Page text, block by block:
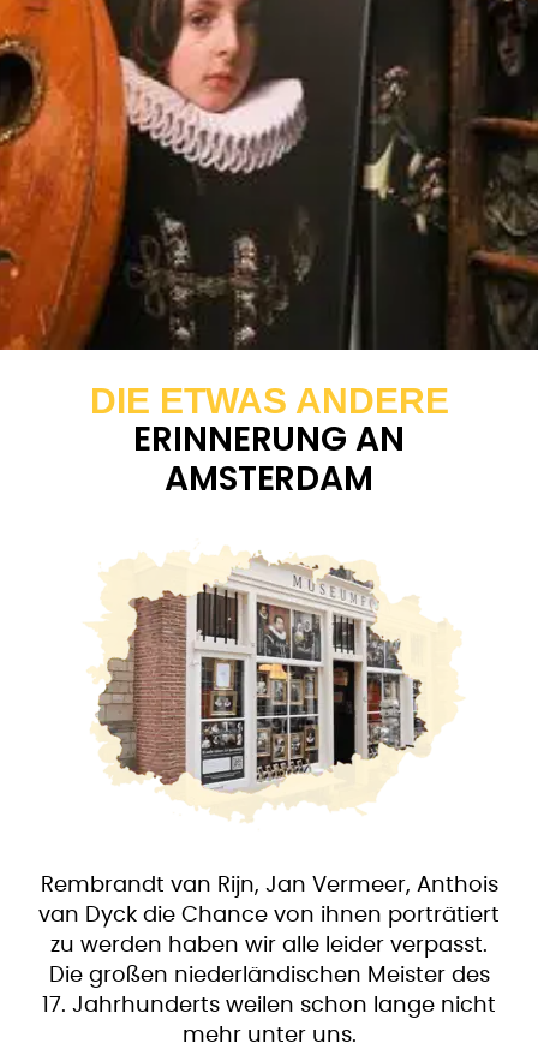
DIE ETWAS ANDERE
ERINNERUNG AN
AMSTERDAM
Rembrandt van Rijn, Jan Vermeer, Anthois
van Dyck die Chance von ihnen porträtiert
zu werden haben wir alle leider verpasst.
Die großen niederländischen Meister des
17. Jahrhunderts weilen schon lange nicht
mehr unter uns.